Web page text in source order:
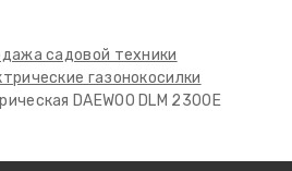
садовой техники
газонокосилки
DAEWOO DLM 2300E